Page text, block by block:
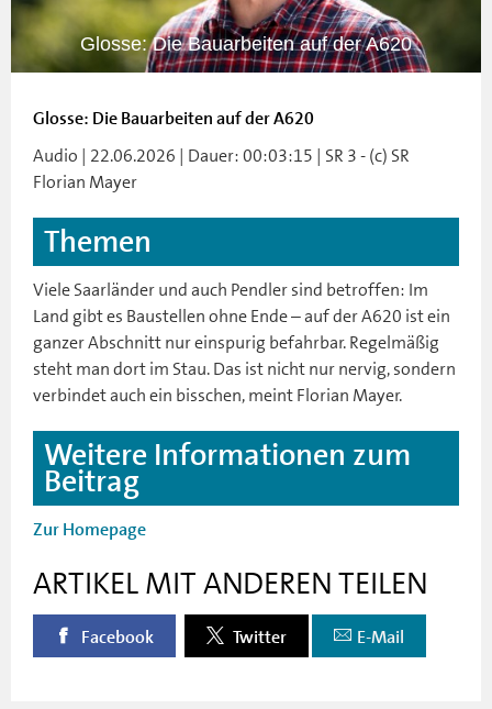
Glosse: Die Bauarbeiten auf der A620
Glosse: Die Bauarbeiten auf der A620
Audio | 22.06.2026 | Dauer: 00:03:15 | SR 3 - (c) SR
Florian Mayer
Themen
Viele Saarländer und auch Pendler sind betroffen: Im
Land gibt es Baustellen ohne Ende – auf der A620 ist ein
ganzer Abschnitt nur einspurig befahrbar. Regelmäßig
steht man dort im Stau. Das ist nicht nur nervig, sondern
verbindet auch ein bisschen, meint Florian Mayer.
Weitere Informationen zum
Beitrag
Zur Homepage
ARTIKEL MIT ANDEREN TEILEN
Facebook Twitter E-Mail